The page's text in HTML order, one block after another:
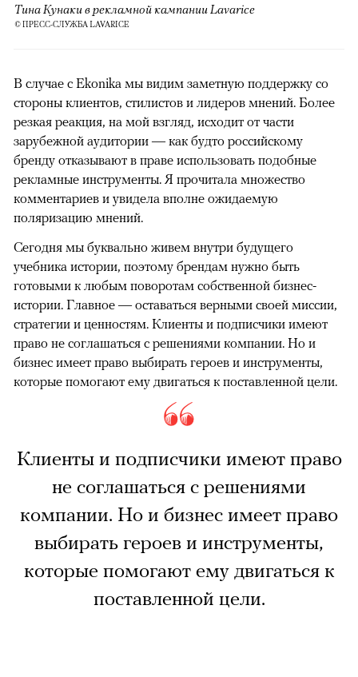
Тина Кунаки в рекламной кампании Lavarice
© ПРЕСС-СЛУЖБА LAVARICE
В случае с Ekonika мы видим заметную поддержку со
стороны клиентов, стилистов и лидеров мнений. Более
резкая реакция, на мой взгляд, исходит от части
зарубежной аудитории — как будто российскому
бренду отказывают в праве использовать подобные
рекламные инструменты. Я прочитала множество
комментариев и увидела вполне ожидаемую
поляризацию мнений.
Сегодня мы буквально живем внутри будущего
учебника истории, поэтому брендам нужно быть
готовыми к любым поворотам собственной бизнес-
истории. Главное — оставаться верными своей миссии,
стратегии и ценностям. Клиенты и подписчики имеют
право не соглашаться с решениями компании. Но и
бизнес имеет право выбирать героев и инструменты,
которые помогают ему двигаться к поставленной цели.
Клиенты и подписчики имеют право
не соглашаться с решениями
компании. Но и бизнес имеет право
выбирать героев и инструменты,
которые помогают ему двигаться к
поставленной цели.